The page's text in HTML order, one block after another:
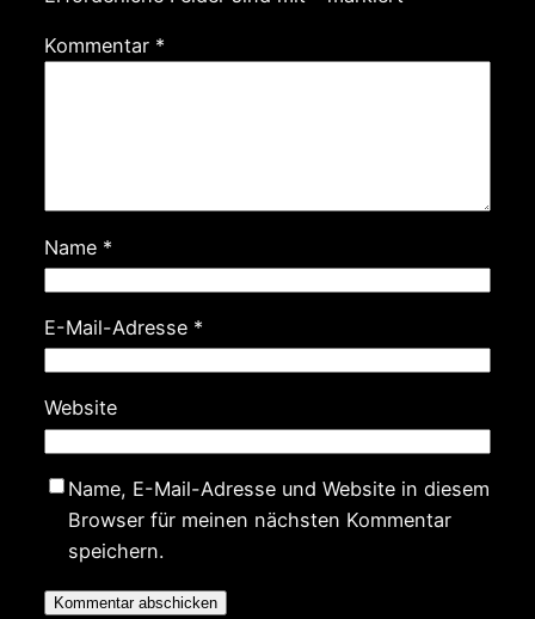
Kommentar *
Name *
E-Mail-Adresse *
Website
Name, E-Mail-Adresse und Website in diesem
Browser für meinen nächsten Kommentar
speichern.